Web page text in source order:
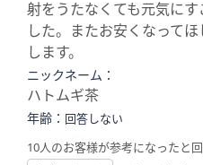
射をうたなくても元気に
した。またお安くなって
します。
ニックネーム：
ハトムギ茶
年齢： 回答しない
10人のお客様が参考になったと